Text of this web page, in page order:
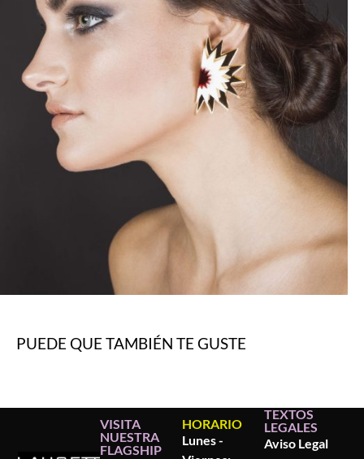
PUEDE QUE TAMBIÉN TE GUSTE
VISITA
NUESTRA
FLAGSHIP
HORARIO
Lunes -
TEXTOS
LEGALES
Aviso Legal